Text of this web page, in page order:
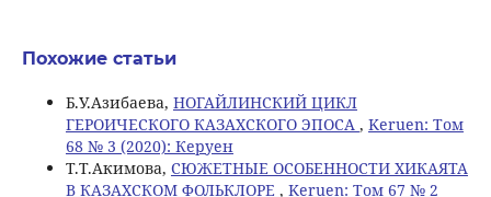
Похожие статьи
Б.У.Азибаева, НОГАЙЛИНСКИЙ ЦИКЛ
ГЕРОИЧЕСКОГО КАЗАХСКОГО ЭПОСА , Keruen: Том
68 № 3 (2020): Керуен
Т.Т.Акимова, СЮЖЕТНЫЕ ОСОБЕННОСТИ ХИКАЯТА
В КАЗАХСКОМ ФОЛЬКЛОРЕ , Keruen: Том 67 № 2